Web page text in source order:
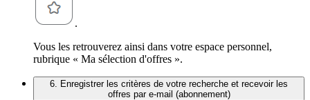
.
Vous les retrouverez ainsi dans votre espace personnel,
rubrique « Ma sélection d'offres ».
6. Enregistrer les critères de votre recherche et recevoir les
offres par e-mail (abonnement)